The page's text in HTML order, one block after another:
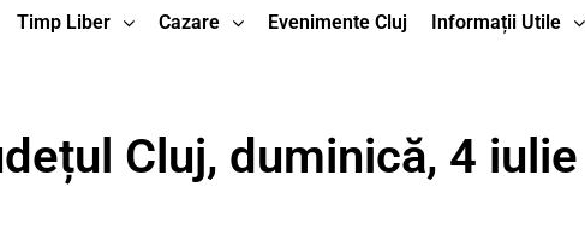
Timp Liber Cazare Evenimente Cluj Informații Utile
Cluj, duminică, 4 iulie